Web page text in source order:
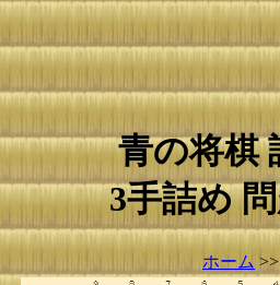
青の将棋
3手詰め
ホーム >>